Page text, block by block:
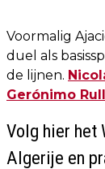
Voormalig
duel als
de lijnen.
Gerónimo
Volg hier het
Algerije en